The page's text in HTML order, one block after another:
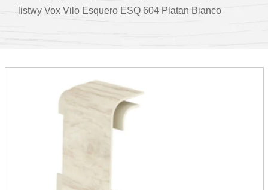
listwy Vox Vilo Esquero ESQ 604 Platan Bianco